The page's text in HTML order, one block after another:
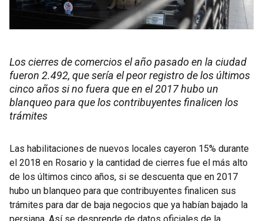
Los cierres de comercios el año pasado en la ciudad
fueron 2.492, que sería el peor registro de los últimos
cinco años si no fuera que en el 2017 hubo un
blanqueo para que los contribuyentes finalicen los
trámites
Las habilitaciones de nuevos locales cayeron 15% durante
el 2018 en Rosario y la cantidad de cierres fue el más alto
de los últimos cinco años, si se descuenta que en 2017
hubo un blanqueo para que contribuyentes finalicen sus
trámites para dar de baja negocios que ya habían bajado la